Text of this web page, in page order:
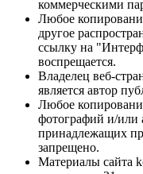
коммерческими
Любое
другое
ссылку на
воспрещается.
Владелец веб-
является автор
Любое
фотографий и/или
принадлежащих
запрещено.
Материалы сайта